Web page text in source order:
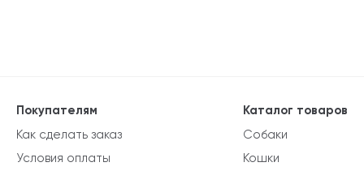
Каталог товаров
Собаки
Кошки
Покупателям
Как сделать заказ
Условия оплаты